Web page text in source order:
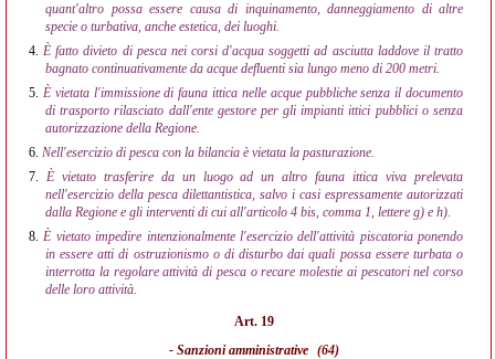
quant'altro possa essere causa di inquinamento, danneggiamento di altre
specie o turbativa, anche estetica, dei luoghi.
4. È fatto divieto di pesca nei corsi d'acqua soggetti ad asciutta laddove il tratto
bagnato continuativamente da acque defluenti sia lungo meno di 200 metri.
5. È vietata l'immissione di fauna ittica nelle acque pubbliche senza il documento
di trasporto rilasciato dall'ente gestore per gli impianti ittici pubblici o senza
autorizzazione della Regione.
6. Nell'esercizio di pesca con la bilancia è vietata la pasturazione.
7. È vietato trasferire da un luogo ad un altro fauna ittica viva prelevata
nell'esercizio della pesca dilettantistica, salvo i casi espressamente autorizzati
dalla Regione e gli interventi di cui all'articolo 4 bis, comma 1, lettere g) e h).
8. È vietato impedire intenzionalmente l'esercizio dell'attività piscatoria ponendo
in essere atti di ostruzionismo o di disturbo dai quali possa essere turbata o
interrotta la regolare attività di pesca o recare molestie ai pescatori nel corso
delle loro attività.
Art. 19
- Sanzioni amministrative (64)